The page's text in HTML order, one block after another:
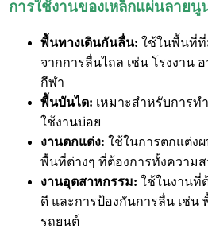
การใช้งานของเหล็กแผ่นลายนู
พื้นทางเดินกันลื่น: ใช้ในพื้นที่ที่
จากการลื่นไถล เช่น โรงงาน
กีฬา
พื้นบันได: เหมาะสำหรับการ
ใช้งานบ่อย
งานตกแต่ง: ใช้ในการตกแต่ง
พื้นที่ต่างๆ ที่ต้องการทั้งความ
งานอุตสาหกรรม: ใช้ในงานที่
ดี และการป้องกันการลื่น เช่น
รถยนต์